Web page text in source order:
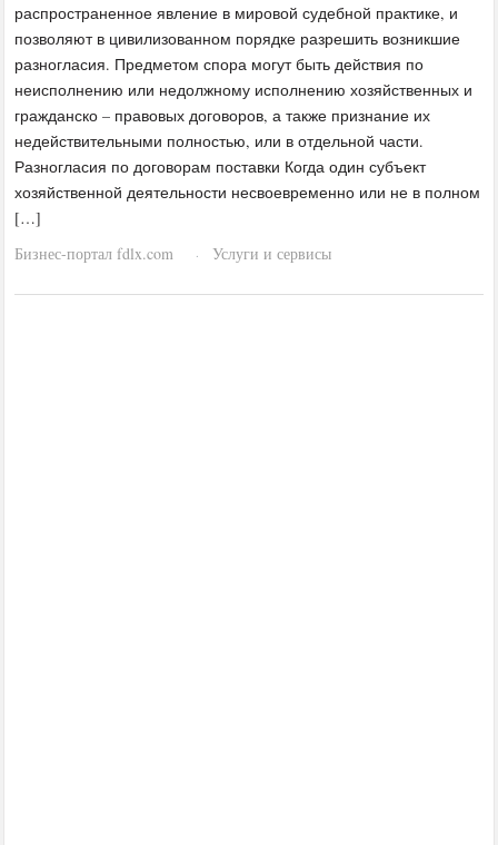
распространенное явление в мировой судебной практике, и
позволяют в цивилизованном порядке разрешить возникшие
разногласия. Предметом спора могут быть действия по
неисполнению или недолжному исполнению хозяйственных и
гражданско – правовых договоров, а также признание их
недействительными полностью, или в отдельной части.
Разногласия по договорам поставки Когда один субъект
хозяйственной деятельности несвоевременно или не в полном
[…]
Бизнес-портал fdlx.com
· Услуги и сервисы